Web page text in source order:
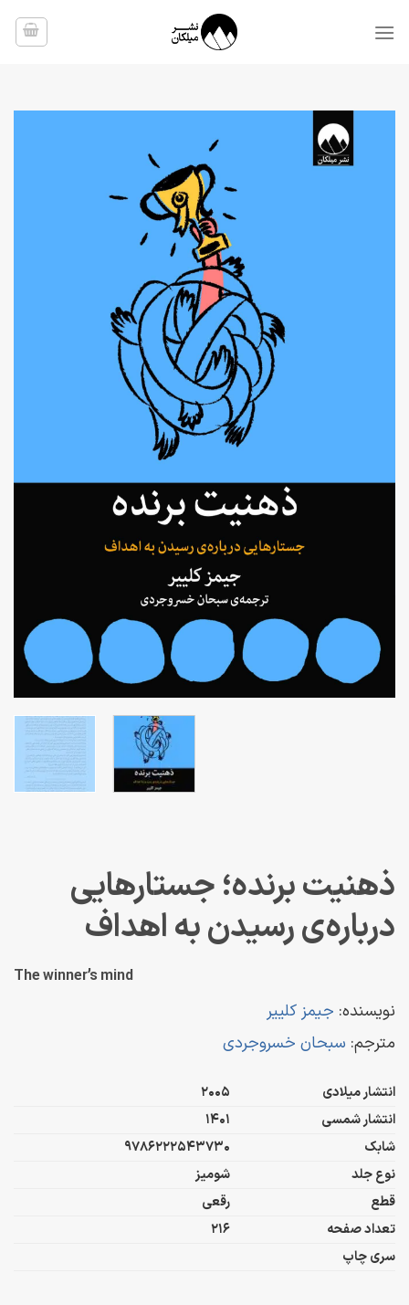
ذهنیت برنده؛ جستارهایی
درباره‌ی رسیدن به اهداف
The winner’s mind
نویسنده: جیمز کلییر
مترجم: سبحان خسروجردی
انتشار میلادی
2005
انتشار شمسی
1401
شابک
9786222543730
نوع جلد
شومیز
قطع
رقعی
تعداد صفحه
216
سری چاپ